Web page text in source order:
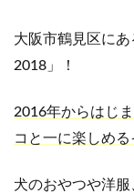
大阪市鶴見区に
2018」！
2016年からはじ
コと一に楽しめ
犬のおやつや洋服